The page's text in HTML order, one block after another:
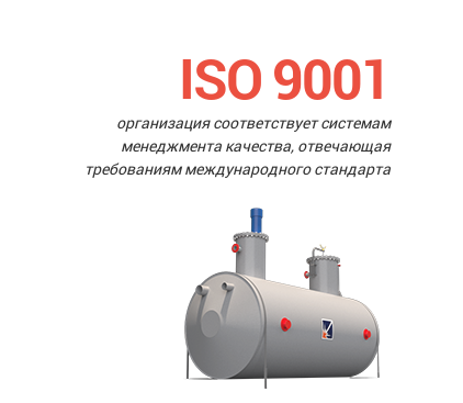
ISO 9001
организация соответствует системам
менеджмента качества, отвечающая
требованиям международного стандарта